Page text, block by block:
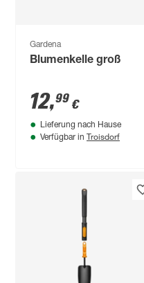
Gardena
Blumenkelle groß
12,99 €
Lieferung nach Hause
Verfügbar in Troisdorf